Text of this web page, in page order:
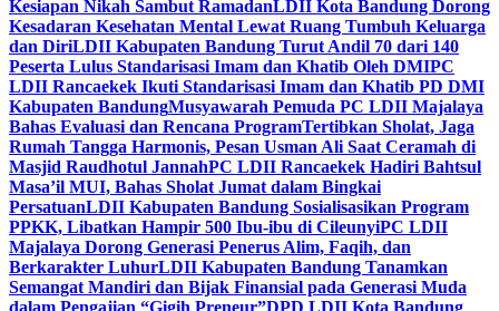
Kesiapan Nikah Sambut RamadanLDII Kota Bandung Dorong
Kesadaran Kesehatan Mental Lewat Ruang Tumbuh Keluarga
dan DiriLDII Kabupaten Bandung Turut Andil 70 dari 140
Peserta Lulus Standarisasi Imam dan Khatib Oleh DMIPC
LDII Rancaekek Ikuti Standarisasi Imam dan Khatib PD DMI
Kabupaten BandungMusyawarah Pemuda PC LDII Majalaya
Bahas Evaluasi dan Rencana ProgramTertibkan Sholat, Jaga
Rumah Tangga Harmonis, Pesan Usman Ali Saat Ceramah di
Masjid Raudhotul JannahPC LDII Rancaekek Hadiri Bahtsul
Masa’il MUI, Bahas Sholat Jumat dalam Bingkai
PersatuanLDII Kabupaten Bandung Sosialisasikan Program
PPKK, Libatkan Hampir 500 Ibu-ibu di CileunyiPC LDII
Majalaya Dorong Generasi Penerus Alim, Faqih, dan
Berkarakter LuhurLDII Kabupaten Bandung Tanamkan
Semangat Mandiri dan Bijak Finansial pada Generasi Muda
dalam Pengajian “Gigih Preneur”DPD LDII Kota Bandung